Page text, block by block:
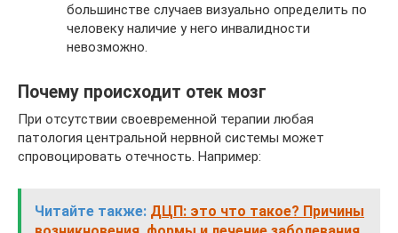
большинстве случаев визуально определить по
человеку наличие у него инвалидности
невозможно.
Почему происходит отек мозг
При отсутствии своевременной терапии любая
патология центральной нервной системы может
спровоцировать отечность. Например:
Читайте также: ДЦП: это что такое? Причины